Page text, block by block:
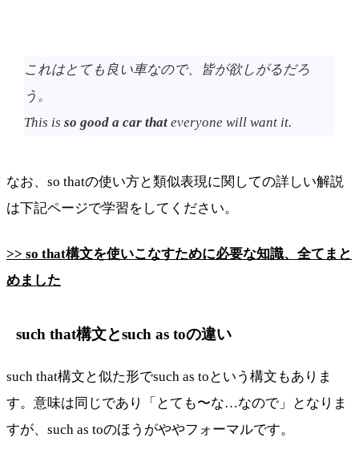
これはとても良い車なので、皆が欲しがるだろ
う。
This isso good a car thateveryone will want it.
なお、so thatの使い方と類似表現に関しての詳しい解説
は下記ページで学習をしてください。
>> so that構文を使いこなすために必要な知識、全てまと
めました
such that構文とsuch as toの違い
such that構文と似た形でsuch as toという構文もありま
す。意味は同じであり「とても〜な…なので」となりま
すが、such as toのほうがややフォーマルです。